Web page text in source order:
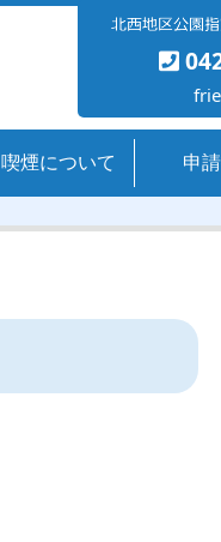
喫煙について 申